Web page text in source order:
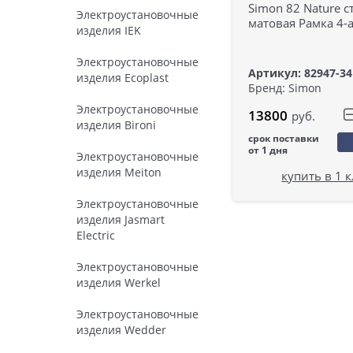
Электроустановочные
изделия IEK
Электроустановочные
изделия Ecoplast
Электроустановочные
изделия Bironi
Электроустановочные
изделия Meiton
Электроустановочные
изделия Jasmart
Electric
Электроустановочные
изделия Werkel
Электроустановочные
изделия Wedder
Simon 82 Nature
матовая Рамка 4-
Артикул: 82947-34
Бренд: Simon
13800 руб.
срок поставки
от 1 дня
купить в 1